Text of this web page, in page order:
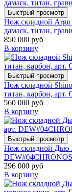
Быстрый просмотр
Нож складной Argo
дамаск, титан,
850 000 руб
В корзину
Быстрый просмотр
Нож складной
титан, карбон, арт.
560 000 руб
В корзину
Быстрый просмотр
Нож складной Дью
DEW#04CHRONOS
296 000 руб
В корзину